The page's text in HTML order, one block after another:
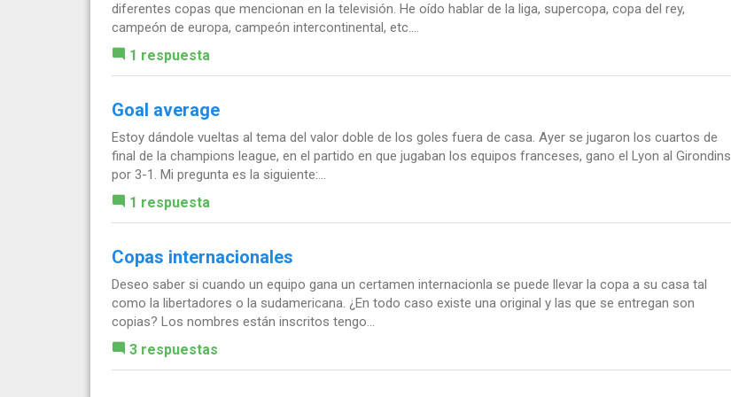
diferentes copas que mencionan en la televisión. He oído hablar de la liga, supercopa, copa del rey,
campeón de europa, campeón intercontinental, etc....
1 respuesta
Goal average
Estoy dándole vueltas al tema del valor doble de los goles fuera de casa. Ayer se jugaron los cuartos de
final de la champions league, en el partido en que jugaban los equipos franceses, gano el Lyon al Girondins
por 3-1. Mi pregunta es la siguiente:...
1 respuesta
Copas internacionales
Deseo saber si cuando un equipo gana un certamen internacionla se puede llevar la copa a su casa tal
como la libertadores o la sudamericana. ¿En todo caso existe una original y las que se entregan son
copias? Los nombres están inscritos tengo...
3 respuestas